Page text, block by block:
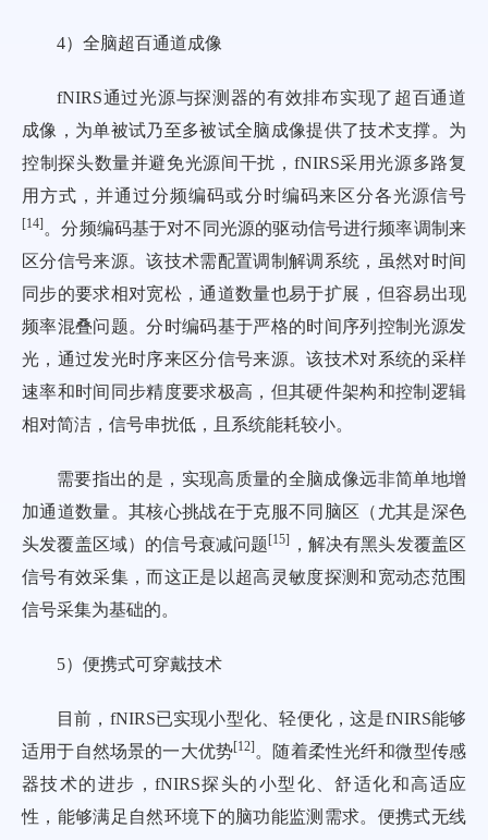
4）全脑超百通道成像
fNIRS通过光源与探测器的有效排布实现了超百通道
成像，为单被试乃至多被试全脑成像提供了技术支撑。为
控制探头数量并避免光源间干扰，fNIRS采用光源多路复
用方式，并通过分频编码或分时编码来区分各光源信号
[14] 。分频编码基于对不同光源的驱动信号进行频率调制来
区分信号来源。该技术需配置调制解调系统，虽然对时间
同步的要求相对宽松，通道数量也易于扩展，但容易出现
频率混叠问题。分时编码基于严格的时间序列控制光源发
光，通过发光时序来区分信号来源。该技术对系统的采样
速率和时间同步精度要求极高，但其硬件架构和控制逻辑
相对简洁，信号串扰低，且系统能耗较小。
需要指出的是，实现高质量的全脑成像远非简单地增
加通道数量。其核心挑战在于克服不同脑区（尤其是深色
头发覆盖区域）的信号衰减问题[15]
，解决有黑头发覆盖区
信号有效采集，而这正是以超高灵敏度探测和宽动态范围
信号采集为基础的。
5）便携式可穿戴技术
目前，fNIRS已实现小型化、轻便化，这是fNIRS能够
适用于自然场景的一大优势[12] 。随着柔性光纤和微型传感
器技术的进步，fNIRS探头的小型化、舒适化和高适应
性，能够满足自然环境下的脑功能监测需求。便携式无线